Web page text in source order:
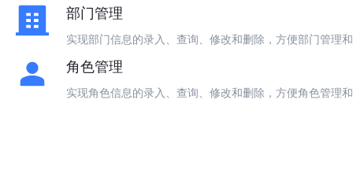
部门管理
实现部门信息的录入、查询、修改和删除，方便部门管理
角色管理
实现角色信息的录入、查询、修改和删除，方便角色管理